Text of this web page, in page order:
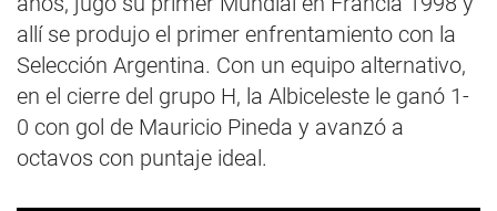
allí se produjo el primer enfrentamiento con la
Selección Argentina. Con un equipo alternativo,
en el cierre del grupo H, la Albiceleste le ganó 1-
0 con gol de Mauricio Pineda y avanzó a
octavos con puntaje ideal.